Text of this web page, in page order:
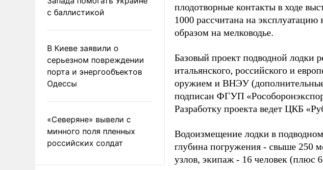
с баллистикой
В Киеве заявили о
серьезном повреждении
порта и энергообъектов
Одессы
«Северяне» вывели с
минного поля пленных
российских солдат
плодотворные контакты в ходе
1000 рассчитана на эксплуатацию
образом на мелководье.
Базовый проект подводной лодки
итальянского, российского и
оружием и ВНЭУ
подписан ФГУП
Разработку проекта ведет ЦКБ
Водоизмещение лодки в
глубина погружения - свыше 250
узлов, экипаж - 16 человек (плюс